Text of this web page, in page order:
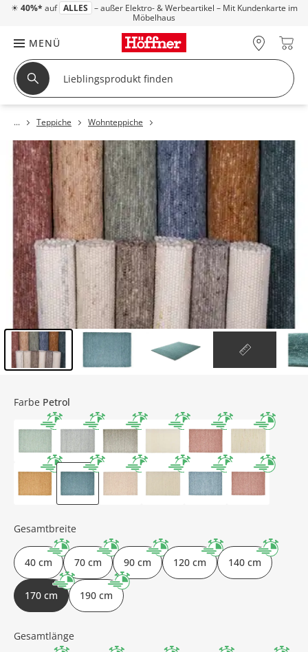
☀ 40%* auf ALLES – außer Elektro- & Werbeartikel – Mit Kundenkarte im
Möbelhaus
MENÜ
Teppiche Wohnteppiche
Farbe Petrol
Gesamtbreite
40 cm 70 cm 90 cm 120 cm 140 cm
170 cm 190 cm
Gesamtlänge